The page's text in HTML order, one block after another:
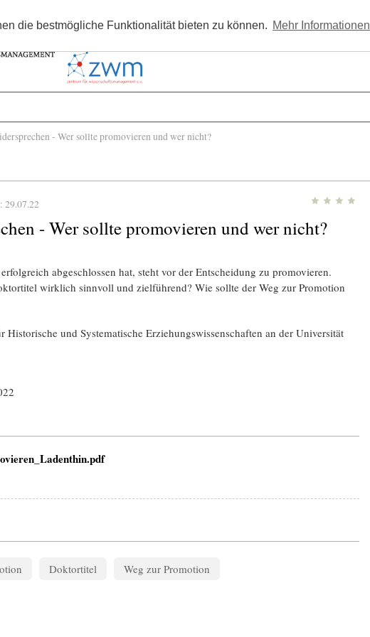
die bestmögliche Funktionalität bieten zu können. Mehr Informationen
Kostenlos registrieren
- Wer sollte promovieren und wer nicht?
29.07.22
- Wer sollte promovieren und wer nicht?
abgeschlossen hat, steht vor der Entscheidung zu promovieren.
wirklich sinnvoll und zielführend? Wie sollte der Weg zur Promotion
und Systematische Erziehungswissenschaften an der Universität
Doktortitel Weg zur Promotion